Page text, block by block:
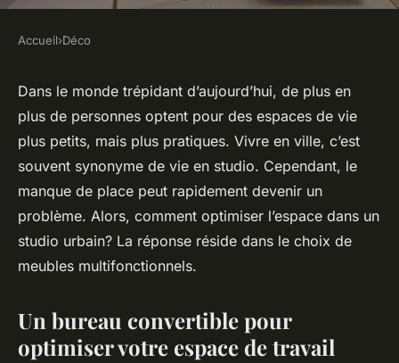
Quels meubles
multifonctionnels pour
maximiser l'espace dans un
studio urbain ?
Salomé•4 mars 2024•5 min de lecture
Accueil›Déco
Dans le monde trépidant d’aujourd’hui, de plus en
plus de personnes optent pour des espaces de vie
plus petits, mais plus pratiques. Vivre en ville, c’est
souvent synonyme de vie en studio. Cependant, le
manque de place peut rapidement devenir un
problème. Alors, comment optimiser l’espace dans un
studio urbain? La réponse réside dans le choix de
meubles multifonctionnels.
Un bureau convertible pour
optimiser votre espace de travail